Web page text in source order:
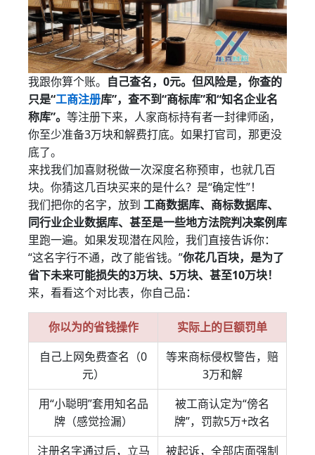
我跟你算个账。 自己查名，0元。但风险是，你查的
只是“工商注册库”，查不到“商标库”和“知名企业名
称库”。 等注册下来，人家商标持有者一封律师函，
你至少准备3万块和解费打底。如果打官司，那更没
底了。
来找我们加喜财税做一次深度名称预审，也就几百
块。你猜这几百块买来的是什么？是“确定性”！
我们把你的名字，放到 工商数据库、商标数据库、
同行业企业数据库、甚至是一些地方法院判决案例库
里跑一遍。如果发现潜在风险，我们直接告诉你：
“这名字行不通，改了能省钱。”你花几百块，是为了
省下未来可能损失的3万块、5万块、甚至10万块！
来，看看这个对比表，你自己品：
你以为的省钱操作
实际上的巨额罚单
自己上网免费查名（0
元）
等来商标侵权警告，赔
3万和解
用“小聪明”套用知名品
牌（感觉捡漏）
被工商认定为“傍名
牌”，罚款5万+改名
注册名字通过后，立马
被起诉，全部店面强制